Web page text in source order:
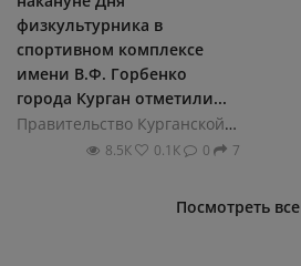
физкультурника в
спортивном комплексе
имени В.Ф. Горбенко
города Курган отметили...
Правительство Курганской области
8.5К 0.1К 0 7
Посмотреть все